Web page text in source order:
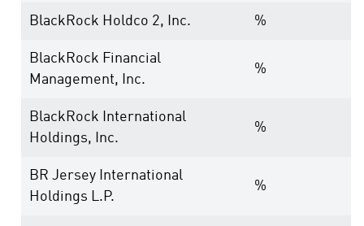
BlackRock Holdco 2, Inc. %
BlackRock Financial
Management, Inc.
%
BlackRock International
Holdings, Inc.
%
BR Jersey International
Holdings L.P.
%